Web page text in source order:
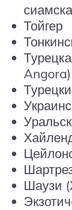
Тойгер
Angora)
Шаузи